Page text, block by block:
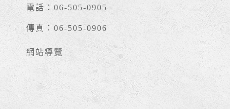
電話：06-505-0905
傳真：06-505-0906
網站導覽